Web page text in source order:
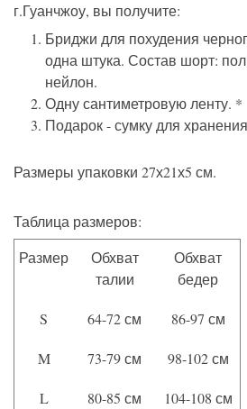
г.Гуанчжоу, вы получите:
Бриджи для похудения
одна штука. Состав шорт:
нейлон.
Однусантиметровуюленту. *
Подарок-сумкудля хранения
Размеры упаковки 27х21х5 см.
Таблица размеров:
Размер
Обхват
талии
Обхват
бедер
S 64-72 см 86-97 см
M 73-79 см 98-102 см
L 80-85 см 104-108 см